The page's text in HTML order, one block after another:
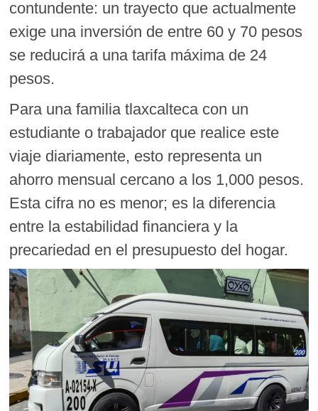
contundente: un trayecto que actualmente
exige una inversión de entre 60 y 70 pesos
se reducirá a una tarifa máxima de 24
pesos.
Para una familia tlaxcalteca con un
estudiante o trabajador que realice este
viaje diariamente, esto representa un
ahorro mensual cercano a los 1,000 pesos.
Esta cifra no es menor; es la diferencia
entre la estabilidad financiera y la
precariedad en el presupuesto del hogar.